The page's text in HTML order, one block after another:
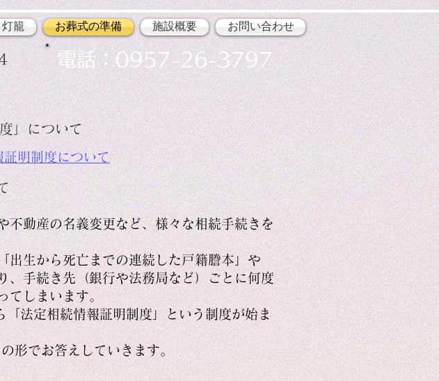
籠 お葬式の準備 施設概要 お問い合わせ
​電話：0957-26-3797
」について
明制度について
不動産の名義変更など、様々な相続手続きを
出生から死亡までの連続した戸籍謄本」や
、手続き先（銀行や法務局など）ごとに何度
てしまいます。
法定相続情報証明制度」という制度が始ま
形でお答えしていきます。